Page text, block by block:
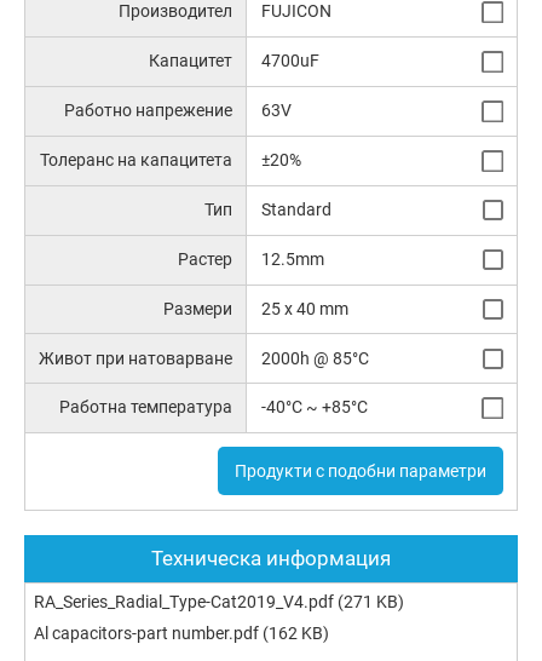
Производител FUJICON
Капацитет 4700uF
Работно напрежение 63V
Толеранс на капацитета ±20%
Тип Standard
Растер 12.5mm
Размери 25 x 40 mm
Живот при натоварване 2000h @ 85°C
Работна температура -40°C ~ +85°C
Продукти с подобни параметри
Техническа информация
RA_Series_Radial_Type-Cat2019_V4.pdf (271 KB)
Al capacitors-part number.pdf (162 KB)